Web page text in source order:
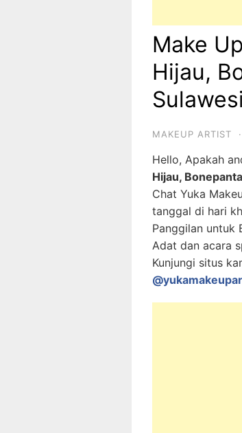
Make
Hijau,
MAKEUP ARTIST ·
Hello, Apakah
Hijau,
Chat Yuka
tanggal di hari
Panggilan untuk
Adat dan acara
Kunjungi situs